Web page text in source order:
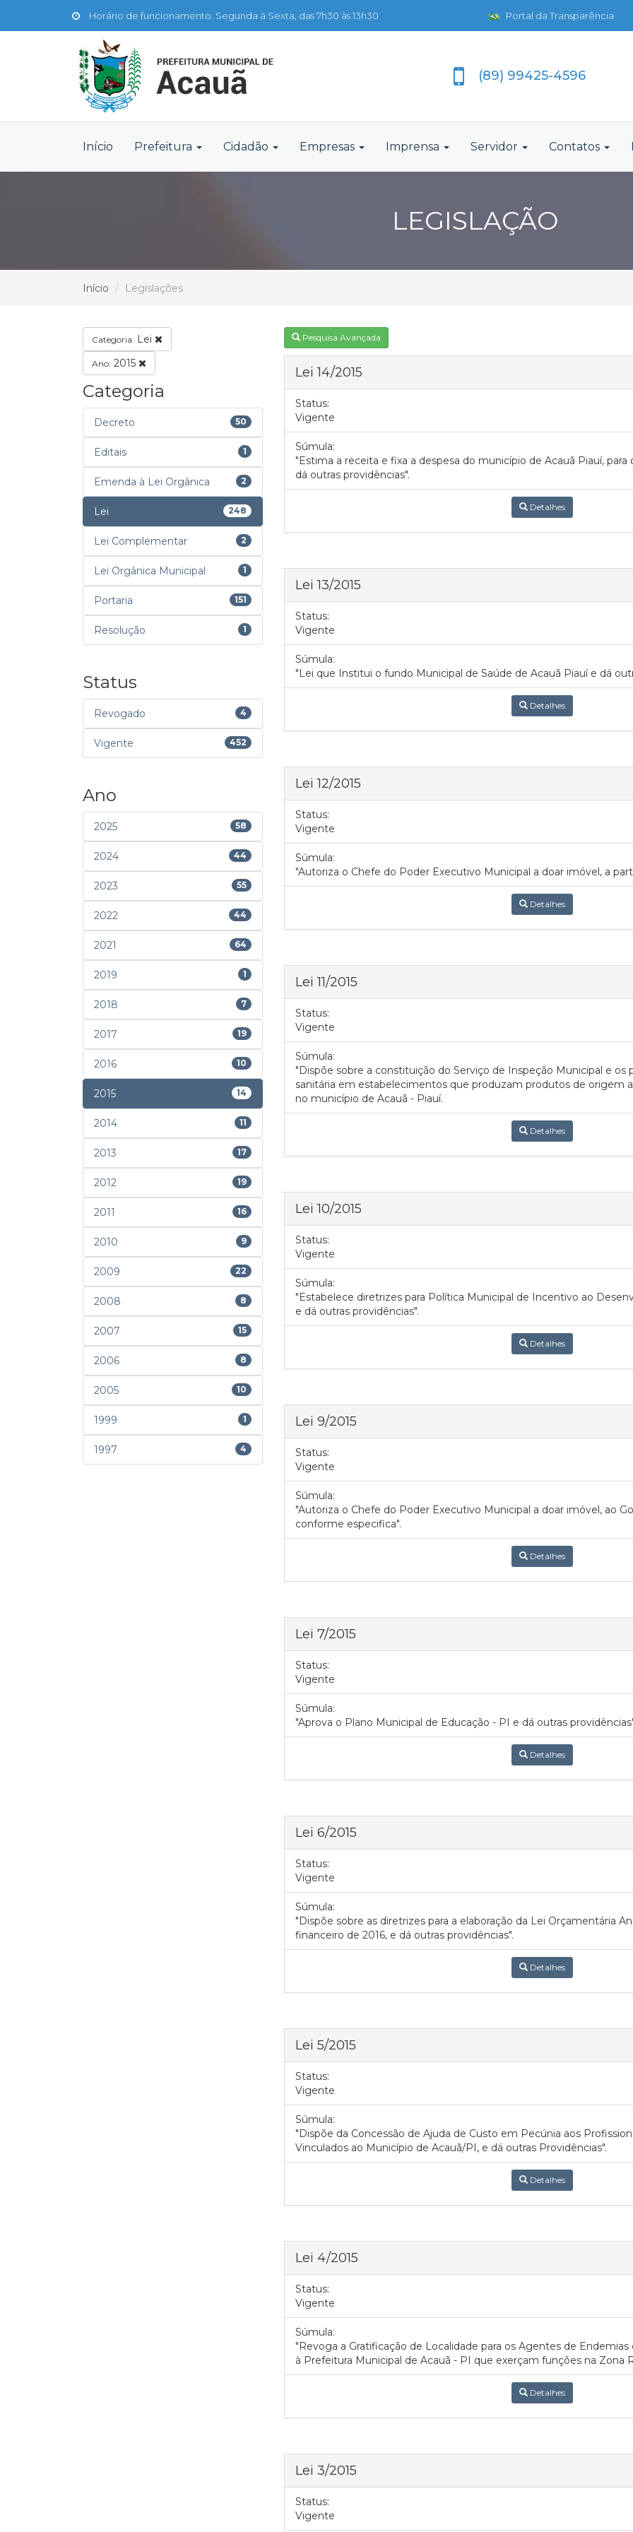
Horário de funcionamento: Segunda à Sexta, das 7h30 às 13h30 Portal da Transparência
(89) 99425-4596
Início Prefeitura Cidadão Empresas Imprensa Servidor Contatos
LEGISLAÇÃO
Início Legislações
Categoria: Lei
Ano: 2015
Categoria
Decreto 50
Editais 1
Emenda à Lei Orgânica 2
Lei 248
Lei Complementar 2
Lei Orgânica Municipal 1
Portaria 151
Resolução 1
Status
Revogado 4
Vigente 452
Ano
2025 58
2024 44
2023 55
2022 44
2021 64
2019 1
2018 7
2017 19
2016 10
2015 14
2014 11
2013 17
2012 19
2011 16
2010 9
2009 22
2008 8
2007 15
2006 8
2005 10
1999 1
1997 4
Pesquisa Avançada
Lei 14/2015
Status:
Vigente
Súmula:
"Estima a receita e fixa a despesa do município de Acauã Piauí,
dá outras providências".
Detalhes
Lei 13/2015
Status:
Vigente
Súmula:
"Lei que Institui o fundo Municipal de Saúde de Acauã Piauí e dá
Detalhes
Lei 12/2015
Status:
Vigente
Súmula:
"Autoriza o Chefe do Poder Executivo Municipal a doar imóvel, a
Detalhes
Lei 11/2015
Status:
Vigente
Súmula:
"Dispõe sobre a constituição do Serviço de Inspeção Municipal e
sanitária em estabelecimentos que produzam produtos de origem
no município de Acauã - Piauí.
Detalhes
Lei 10/2015
Status:
Vigente
Súmula:
"Estabelece diretrizes para Política Municipal de Incentivo ao
e dá outras providências".
Detalhes
Lei 9/2015
Status:
Vigente
Súmula:
"Autoriza o Chefe do Poder Executivo Municipal a doar imóvel, ao
conforme especifica".
Detalhes
Lei 7/2015
Status:
Vigente
Súmula:
"Aprova o Plano Municipal de Educação - PI e dá outras
Detalhes
Lei 6/2015
Status:
Vigente
Súmula:
"Dispõe sobre as diretrizes para a elaboração da Lei Orçamentária
financeiro de 2016, e dá outras providências".
Detalhes
Lei 5/2015
Status:
Vigente
Súmula:
"Dispõe da Concessão de Ajuda de Custo em Pecúnia aos
Vinculados ao Município de Acauã/PI, e dá outras Providências".
Detalhes
Lei 4/2015
Status:
Vigente
Súmula:
"Revoga a Gratificação de Localidade para os Agentes de
à Prefeitura Municipal de Acauã - PI que exerçam funções na Zona
Detalhes
Lei 3/2015
Status:
Vigente